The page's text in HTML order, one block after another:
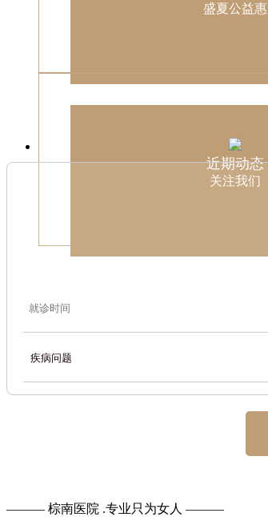
盛夏公益惠
近期动态
关注我们
——— 棕南医院 .专业只为女人 ———